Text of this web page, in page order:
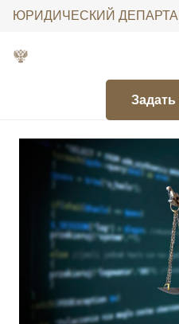
ЮРИДИЧЕСКИЙ